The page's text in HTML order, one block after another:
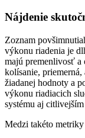
Nájdenie
Zoznam
výkonu riadenia je
majú premenlivosť a
kolísanie,
žiadanej hodnoty a
výkonu riadiacich
systému aj
Medzi takéto metriky